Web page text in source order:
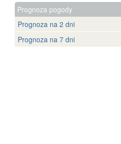
Prognoza pogody
Prognoza na 2 dni
Prognoza na 7 dni